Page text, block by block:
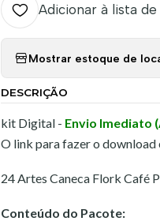
Adicionar à lista
Mostrar estoque de
DESCRIÇÃO
kit Digital - Envio Imediato
O link para fazer o download
24 Artes Caneca Flork Café
Conteúdo do Pacote: